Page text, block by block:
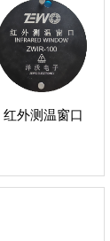
红外测温窗口